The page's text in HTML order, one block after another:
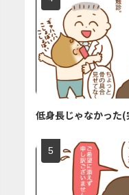
低身長じゃなかった(